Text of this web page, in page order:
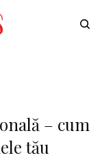
– cum
tău